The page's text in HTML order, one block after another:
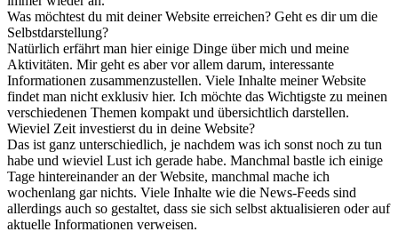
Was möchtest du mit deiner Website erreichen? Geht es dir um die
Selbstdarstellung?
Natürlich erfährt man hier einige Dinge über mich und meine
Aktivitäten. Mir geht es aber vor allem darum, interessante
Informationen zusammenzustellen. Viele Inhalte meiner Website
findet man nicht exklusiv hier. Ich möchte das Wichtigste zu meinen
verschiedenen Themen kompakt und übersichtlich darstellen.
Wieviel Zeit investierst du in deine Website?
Das ist ganz unterschiedlich, je nachdem was ich sonst noch zu tun
habe und wieviel Lust ich gerade habe. Manchmal bastle ich einige
Tage hintereinander an der Website, manchmal mache ich
wochenlang gar nichts. Viele Inhalte wie die News-Feeds sind
allerdings auch so gestaltet, dass sie sich selbst aktualisieren oder auf
aktuelle Informationen verweisen.